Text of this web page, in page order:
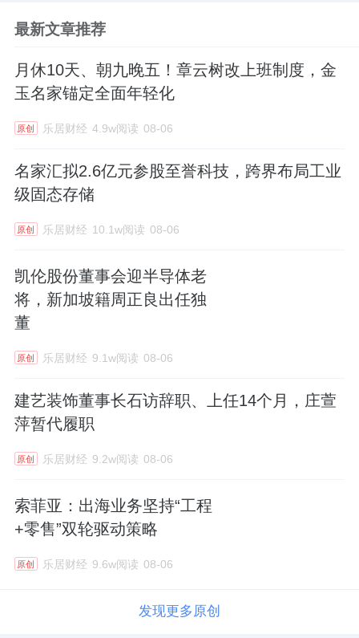
最新文章推荐
月休10天、朝九晚五！章云树改上班制度，金
玉名家锚定全面年轻化
原创 乐居财经 4.9w阅读 08-06
名家汇拟2.6亿元参股至誉科技，跨界布局工业
级固态存储
原创 乐居财经 10.1w阅读 08-06
凯伦股份董事会迎半导体老
将，新加坡籍周正良出任独
董
原创 乐居财经 9.1w阅读 08-06
建艺装饰董事长石访辞职、上任14个月，庄萱
萍暂代履职
原创 乐居财经 9.2w阅读 08-06
索菲亚：出海业务坚持“工程
+零售”双轮驱动策略
原创 乐居财经 9.6w阅读 08-06
发现更多原创